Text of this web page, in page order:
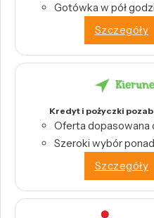
Gotówka w pół
Szczegóły
Kredyt i pożyczki
Oferta dopasowana
Szeroki wybór
Szczegóły